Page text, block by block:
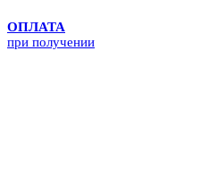
ОПЛАТА
при получении